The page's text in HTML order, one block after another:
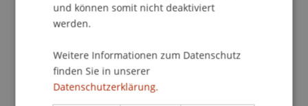
Universität Liechtenstein
Fürst-Franz-Josef-Strasse
9490 Vaduz
Liechtenstein
und können somit nicht deaktiviert
werden.
Weitere Informationen zum Datenschutz
finden Sie in unserer
Datenschutzerklärung.